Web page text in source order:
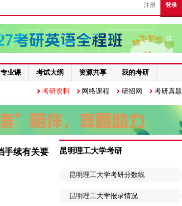
注册 登录
专业课 考试大纲 资源共享 我的考研
考研资料 网络课程 研招网 考研真题
手续有关要
昆明理工大学考研
昆明理工大学考研分数线
昆明理工大学报录情况